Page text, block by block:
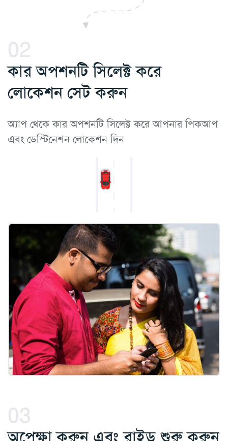
02
কার অপশনটি সিলেক্ট করে
লোকেশন সেট করুন
অ্যাপ থেকে কার অপশনটি সিলেক্ট করে আপনার পিকআপ
এবং ডেস্টিনেশন লোকেশন দিন
03